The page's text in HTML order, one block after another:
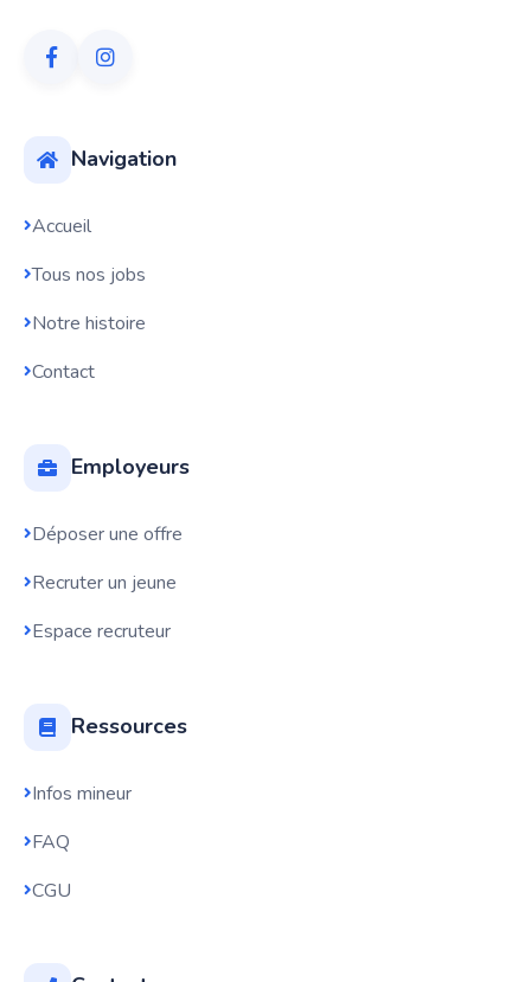
Navigation
Accueil
Tous nos jobs
Notre histoire
Contact
Employeurs
Déposer une offre
Recruter un jeune
Espace recruteur
Ressources
Infos mineur
FAQ
CGU